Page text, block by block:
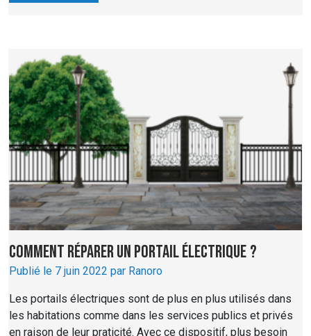
Comment réparer un portail électrique ?
Publié le 7 juin 2022 par Ranoro
Les portails électriques sont de plus en plus utilisés dans
les habitations comme dans les services publics et privés
en raison de leur praticité. Avec ce dispositif, plus besoin